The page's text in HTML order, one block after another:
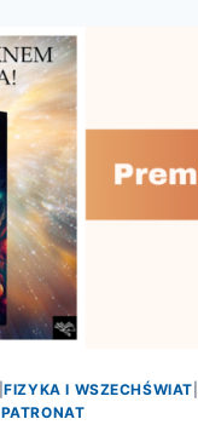
|FIZYKA I WSZECHŚWIAT
PATRONAT